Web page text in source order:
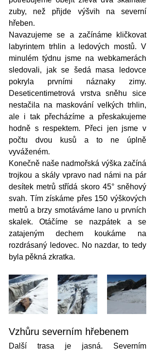
zuby, než přijde výšvih na severní
hřeben.
Navazujeme se a začínáme kličkovat
labyrintem trhlin a ledových mostů. V
minulém týdnu jsme na webkamerách
sledovali, jak se šedá masa ledovce
pokryla prvními náznaky zimy.
Deseticentimetrová vrstva sněhu sice
nestačila na maskování velkých trhlin,
ale i tak přecházíme a přeskakujeme
hodně s respektem. Přeci jen jsme v
počtu dvou kusů a to ne úplně
vyváženém.
Konečně naše nadmořská výška začíná
trojkou a skály vpravo nad námi na pár
desítek metrů střídá skoro 45° sněhový
svah. Tím získáme přes 150 výškových
metrů a brzy smotáváme lano u prvních
skalek. Otáčíme se nazpátek a se
zatajeným dechem koukáme na
rozdrásaný ledovec. No nazdar, to tedy
byla pěkná zkratka.
Vzhůru severním hřebenem
Další trasa je jasná. Severním